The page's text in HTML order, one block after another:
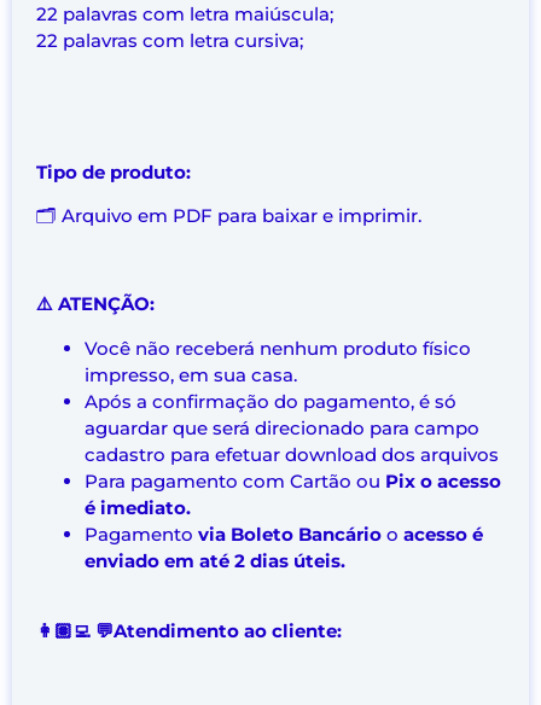
22 palavras com letra maiúscula;
22 palavras com letra cursiva;
Tipo de produto:
🗂️ Arquivo em PDF para baixar e imprimir.
⚠️ ATENÇÃO:
Você não receberá nenhum produto físico
impresso, em sua casa.
Após a confirmação do pagamento, é só
aguardar que será direcionado para campo
cadastro para efetuar download dos arquivos
Para pagamento com Cartão ou Pix o acesso
é imediato.
Pagamento via Boleto Bancário o acesso é
enviado em até 2 dias úteis.
👩🏽‍💻 💬Atendimento ao cliente: